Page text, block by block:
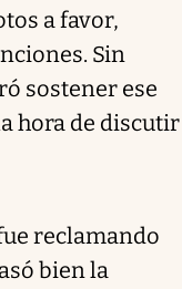
a favor,
Sin
sostener ese
hora de discutir
reclamando
bien la